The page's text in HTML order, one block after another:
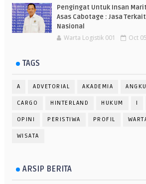
Pengingat Untuk Insan
Asas Cabotage : Jasa
Nasional
Warta Logistik 001 Oct
TAGS
A ADVETORIAL AKADEMIA
CARGO HINTERLAND HUKUM I
OPINI PERISTIWA PROFIL
WISATA
ARSIP BERITA